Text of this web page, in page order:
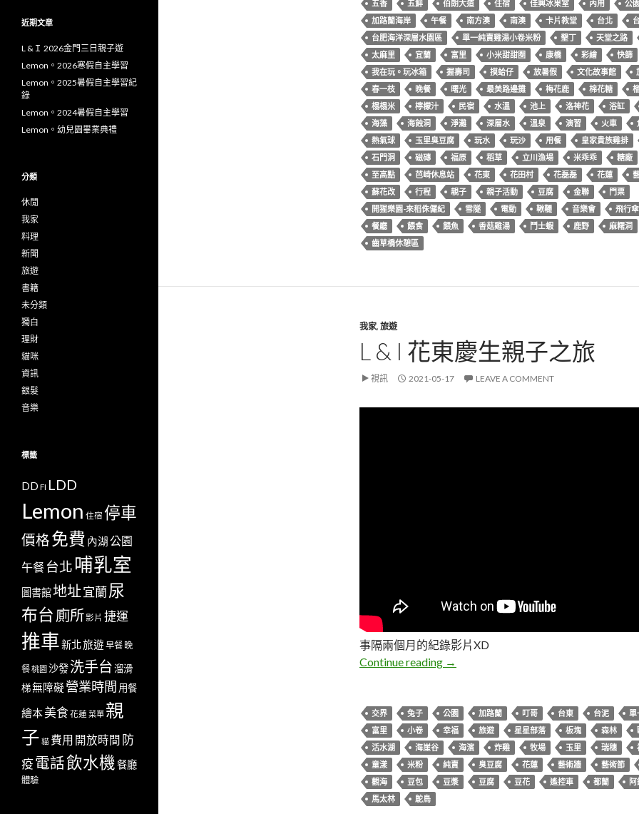
五香
五鮮 伯朗大道 住宿 佳興冰果室 內用
公
加路蘭海岸
午餐 南方澳 南澳 卡片教堂 台北
台肥海洋深層水園區
單一純賣雞湯小卷米粉 墾丁
天堂之路
太麻里
宜蘭 富里 小米甜甜圈 康橋 彩繪
快篩
我在玩。玩冰箱
握壽司 摸蛤仔 放暑假 文化故事館
春一枝
晚餐 曙光 最美路邊攤 梅花鹿 棉花糖
榻榻米
檸檬汁 民宿 水溫 池上 洛神花
浴缸
海藻
海蝕洞 淨灘 深層水 溫泉 演習 火車
熱氣球
玉里臭豆腐 玩水 玩沙 用餐
皇家貴族雞排
石門洞
磁磚 福原 稻草 立川漁場 米乖乖
糖廠
至高點
芭崎休息站 花東 花田村 花磊磊 花蓮
蘇花改
行程 親子 親子活動 豆腐 金聯
門票
開猩樂園-來稻侏儸紀
雪隧 電動 鞦韆 音樂會
飛行傘
餐廳
餵食 餵魚 香菇雞湯 鬥士蝦 鹿野
麻糬洞
齒草橋休憩區
我家, 旅遊
L & I 花東慶生親子之旅
視訊 2021-05-17 LEAVE A COMMENT
事隔兩個月的紀錄影片XD
Continue reading
L & I 花東慶生親子之旅
→
交界 兔子 公園 加路蘭 叮哥 台東 台泥
單
富里
小卷 幸福 旅遊 星星部落 板塊 森林
活水湖
海崖谷 海濱 炸雞 牧場 玉里 瑞穗
童漾
米粉 純賣 臭豆腐 花蓮 藝術牆
藝術節
觀海
豆包 豆漿 豆腐 豆花 遙控車 都蘭
阿
馬太林
鴕鳥
近期文章
L &Ｉ 2026金門三日親子遊
Lemon。2026寒假自主學習
Lemon。2025暑假自主學習紀
錄
Lemon。2024暑假自主學習
Lemon。幼兒園畢業典禮
分類
休閒
我家
料理
新聞
旅遊
書籍
未分類
獨白
理財
貓咪
資訊
銀髮
音樂
標籤
DD FI LDD
Lemon 住宿 停車
價格免費 內湖 公園
午餐 台北 哺乳室
圖書館地址宜蘭尿
布台 廁所影片 捷運
推車新北旅遊 早餐 晚
餐桃園 沙發洗手台溜滑
梯無障礙 營業時間 用餐
繪本美食花蓮 菜單 親
子 貓 費用 開放時間 防
疫電話飲水機餐廳
體驗